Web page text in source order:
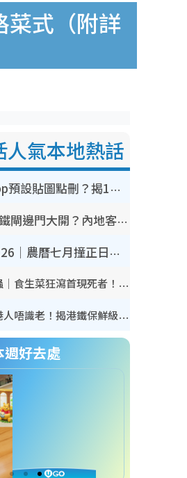
菜式（附詳
人氣本地熱話
WhatsApp預設貼圖點刪？揭1招「反向操作」還原簡潔介面 附3步實測教學
香港山邊鐵閘邊門大開？內地客困惑意義何在！網民神回覆：呢種叫法理性防禦
鬼門開2026｜農曆七月撞正日全食特別邪？專家警告切忌做一事！揭4大禁忌+2招保平安
奪命寄生蟲｜食生菜狂瀉首現死者！疫潮惡化錄1.8萬宗病例 揭洗菜3大謬誤
內地客歎港人唔識老！揭港鐵保鮮級冷氣 港人求放過：咪投訴
週好去處